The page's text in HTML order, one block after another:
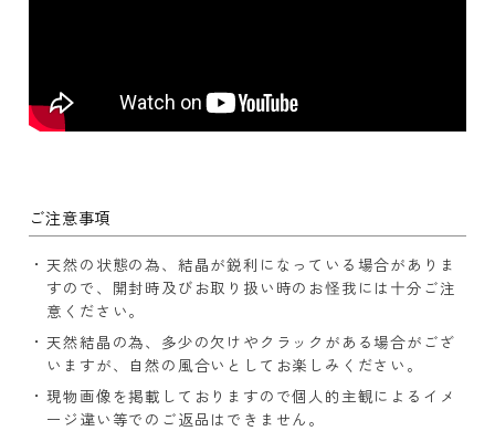
ご注意事項
天然の状態の為、結晶が鋭利になっている場合がありま
すので、開封時及びお取り扱い時のお怪我には十分ご注
意ください。
天然結晶の為、多少の欠けやクラックがある場合がござ
いますが、自然の風合いとしてお楽しみください。
現物画像を掲載しておりますので個人的主観によるイメ
ージ違い等でのご返品はできません。